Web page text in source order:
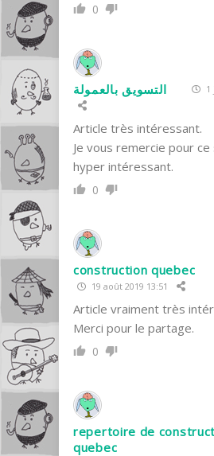
0
التسويق بالعمولة 1
Article très intéressant.
Je vous remercie pour ce
hyper intéressant.
0
construction quebec
19 août 2019 13:51
Article vraiment très
Merci pour le partage.
0
repertoire de
quebec